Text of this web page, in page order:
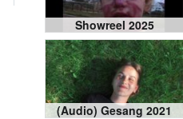
Showreel 2025
(Audio) Gesang 2021